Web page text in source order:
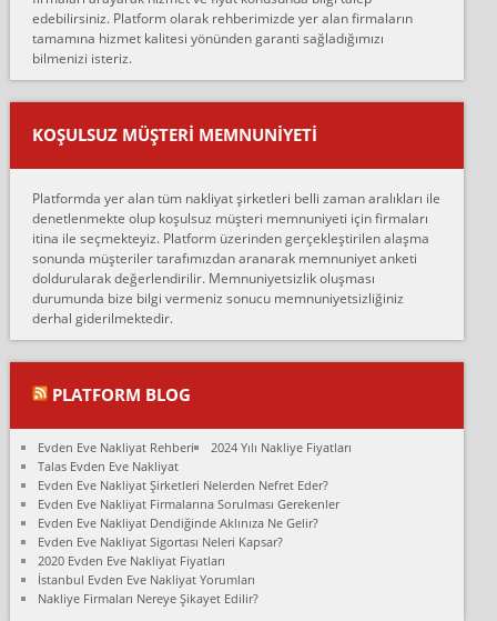
anlaştık sabah eve geldiklerinde de eşyalarımı düzgün şekilde
sarcaz demelerine r...
mehmet güldü:
Ankara ALİCANLAR NAKLİYAT Tutarsız ve ticari ahlak problemleri
var verdikleri fiyat teklifini arttırdılar. Sonrasında taşıma gününde
oldukça tutarsı...
Ankara Alicanlar naklyat tel 5465524025. 2600 TL'ye ankaradan
Konya ya Alicanlar naklyat la anlaştık bu şahıs evin taşınacağı gün
fiyatın mazoto gele...
Fatih kokmese:
Diyarbakır dan eşyamı getirtmek için anlaştım sözleşme yaptım.
Son anda fiyat artırdılar.. mecburiyetten tasittim.. bu kişiler ağrılı
Ali:
olduk. Asansörlü dediler sonra uraya asansör kurulmaz dediler
fark istediler. ortada asa...
Nimet:
Ben 2021 Ağustos ilk haftası Evimi taşıdım yani İstanbul'un bir
Mahallesi'nden bir başka Mahallesi'ne yani Ümraniye bölgesinde
oturuyorum önceleri ara...
Nimet Köse:
edebilirsiniz. Platform olarak rehberimizde yer alan firmaların
tamamına hizmet kalitesi yönünden garanti sağladığımızı
bilmenizi isteriz.
KOŞULSUZ MÜŞTERI MEMNUNIYETI
Platformda yer alan tüm nakliyat şirketleri belli zaman aralıkları ile
denetlenmekte olup koşulsuz müşteri memnuniyeti için firmaları
itina ile seçmekteyiz. Platform üzerinden gerçekleştirilen alaşma
sonunda müşteriler tarafımızdan aranarak memnuniyet anketi
doldurularak değerlendirilir. Memnuniyetsizlik oluşması
durumunda bize bilgi vermeniz sonucu memnuniyetsizliğiniz
derhal giderilmektedir.
PLATFORM BLOG
Evden Eve Nakliyat Rehberi
2024 Yılı Nakliye Fiyatları
Talas Evden Eve Nakliyat
Evden Eve Nakliyat Şirketleri Nelerden Nefret Eder?
Evden Eve Nakliyat Firmalarına Sorulması Gerekenler
Evden Eve Nakliyat Dendiğinde Aklınıza Ne Gelir?
Evden Eve Nakliyat Sigortası Neleri Kapsar?
2020 Evden Eve Nakliyat Fiyatları
İstanbul Evden Eve Nakliyat Yorumları
Nakliye Firmaları Nereye Şikayet Edilir?